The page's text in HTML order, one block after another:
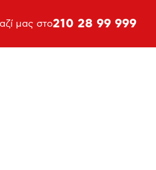
μας στο210 28 99 999